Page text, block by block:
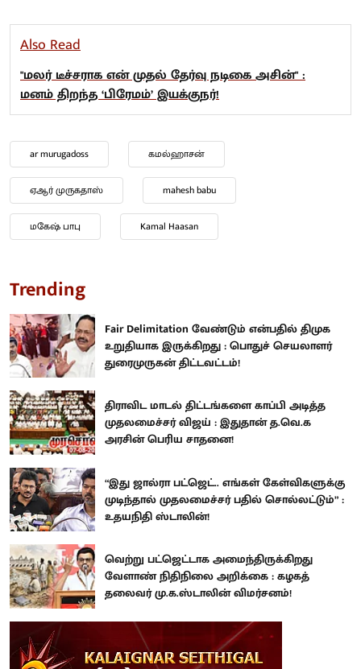
Also Read
"மலர் டீச்சராக என் முதல் தேர்வு நடிகை அசின்" :
மனம் திறந்த ‘பிரேமம்’ இயக்குநர்!
ar murugadoss கமல்ஹாசன்
ஏஆர் முருகதாஸ் mahesh babu
மகேஷ் பாபு Kamal Haasan
Trending
Fair Delimitation வேண்டும் என்பதில் திமுக
உறுதியாக இருக்கிறது : பொதுச் செயலாளர்
துரைமுருகன் திட்டவட்டம்!
திராவிட மாடல் திட்டங்களை காப்பி அடித்த
முதலமைச்சர் விஜய் : இதுதான் த.வெ.க
அரசின் பெரிய சாதனை!
“இது ஜால்ரா பட்ஜெட்.. எங்கள் கேள்விகளுக்கு
முடிந்தால் முதலமைச்சர் பதில் சொல்லட்டும்” :
உதயநிதி ஸ்டாலின்!
வெற்று பட்ஜெட்டாக அமைந்திருக்கிறது
வேளாண் நிதிநிலை அறிக்கை : கழகத்
தலைவர் மு.க.ஸ்டாலின் விமர்சனம்!